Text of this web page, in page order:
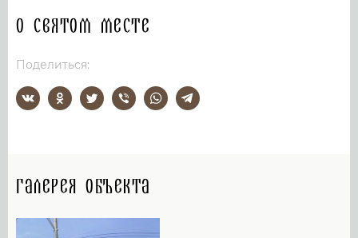
О святом месте
Поделиться:
Галерея объекта